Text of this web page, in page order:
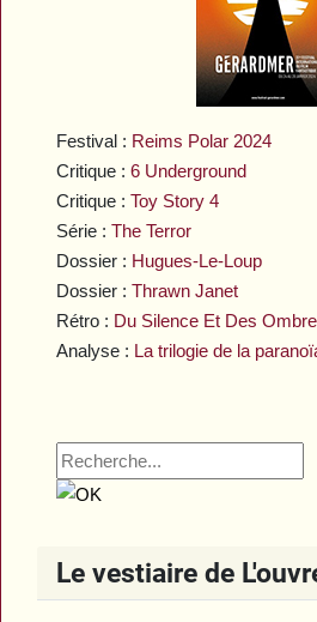
Festival : Reims Polar 2024
Critique :6 Underground
Critique :Toy Story 4
Série :The Terror
Dossier : Hugues-Le-Loup
Dossier :Thrawn Janet
Rétro : Du Silence Et Des
Analyse : La trilogie de la
Le vestiaire de